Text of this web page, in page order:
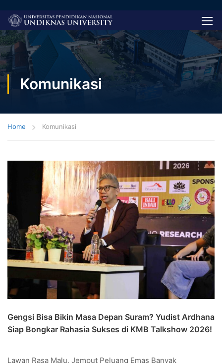
Komunikasi
Home Komunikasi
Gengsi Bisa Bikin Masa Depan Suram? Yudist Ardhana
Siap Bongkar Rahasia Sukses di KMB Talkshow 2026!
Lawan Rasa Malu, Jemput Peluang Emas Banyak